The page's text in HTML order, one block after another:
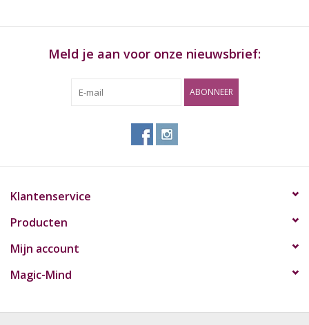
Meld je aan voor onze nieuwsbrief:
ABONNEER
Klantenservice
Producten
Mijn account
Magic-Mind